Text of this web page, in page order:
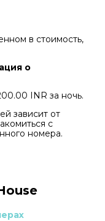
в стоимость,
о
INR за ночь.
зависит от
с
номера.